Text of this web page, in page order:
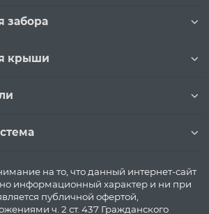
забора
крыши
на то, что данный интернет-сайт
информационный характер и ни при
публичной офертой,
ч. 2 ст. 437 Гражданского